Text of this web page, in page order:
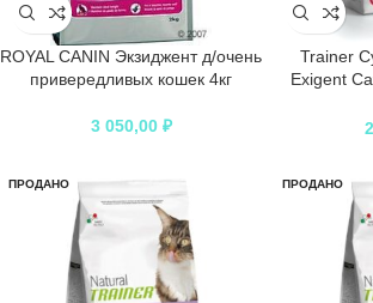
ROYAL CANIN Экзиджент д/очень
привередливых кошек 4кг
3 050,00 ₽
Trainer
Exigent
ПРОДАНО ПРОДАНО